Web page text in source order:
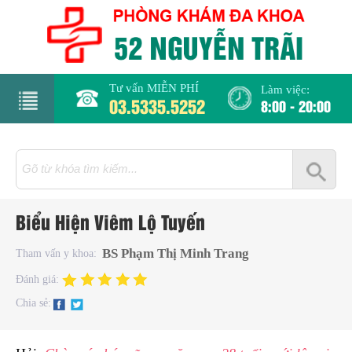
Tư vấn MIỄN PHÍ
03.5335.5252
Làm việc:
8:00 - 20:00
Biểu Hiện Viêm Lộ Tuyến
Tham vấn y khoa: BS Phạm Thị Minh Trang
Đánh giá:
Chia sẻ: